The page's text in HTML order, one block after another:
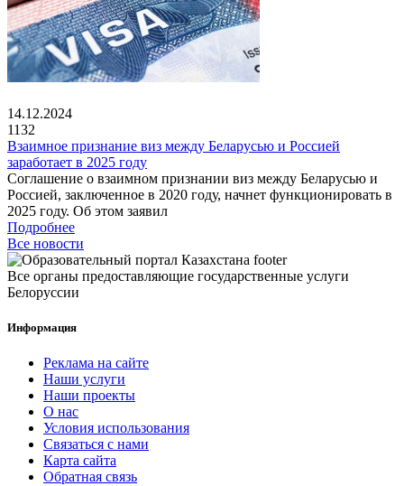
14.12.2024
1132
Взаимное признание виз между Беларусью и Россией
заработает в 2025 году
Соглашение о взаимном признании виз между Беларусью и
Россией, заключенное в 2020 году, начнет функционировать в
2025 году. Об этом заявил
Подробнее
Все новости
Все органы предоставляющие государственные услуги
Белоруссии
Информация
Реклама на сайте
Наши услуги
Наши проекты
О нас
Условия использования
Связаться с нами
Карта сайта
Обратная связь